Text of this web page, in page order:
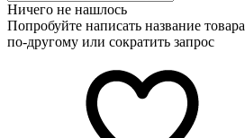
Ничего не нашлось
Попробуйте написать название товара
по-другому или сократить запрос